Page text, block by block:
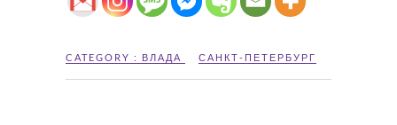
CATEGORY : ВЛАДА САНКТ-ПЕТЕРБУРГ